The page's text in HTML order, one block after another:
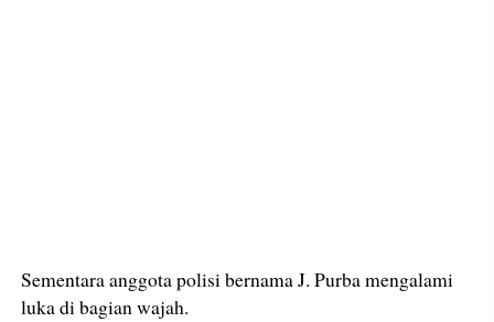
Sementara anggota polisi bernama J. Purba mengalami
luka di bagian wajah.